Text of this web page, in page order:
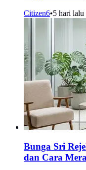
Citizen6•5 hari lalu
Bunga Sri
dan Cara